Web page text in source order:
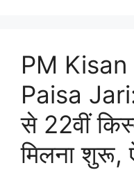
PM
Paisa
से 22वीं
मिलना शुरू,